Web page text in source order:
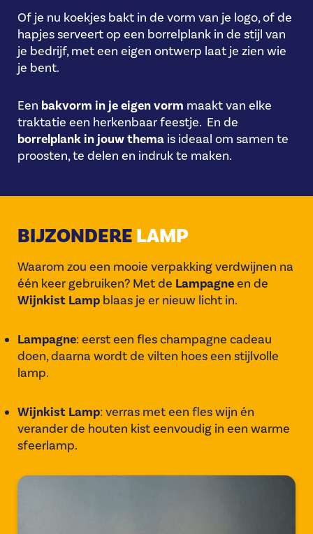
Of je nu koekjes bakt in de vorm van je logo, of de
hapjes serveert op een borrelplank in de stijl van
je bedrijf, met een eigen ontwerp laat je zien wie
je bent.
Een bakvorm in je eigen vorm maakt van elke
traktatie een herkenbaar feestje. En de
borrelplank in jouw thema is ideaal om samen te
proosten, te delen en indruk te maken.
BIJZONDERE LAMP
Waarom zou een mooie verpakking verdwijnen na
één keer gebruiken? Met de Lampagneen de
Wijnkist Lamp blaas je er nieuw licht in.
Lampagne: eerst een fles champagne cadeau
doen, daarna wordt de vilten hoes een stijlvolle
lamp.
Wijnkist Lamp: verras met een fles wijn én
verander de houten kist eenvoudig in een warme
sfeerlamp.